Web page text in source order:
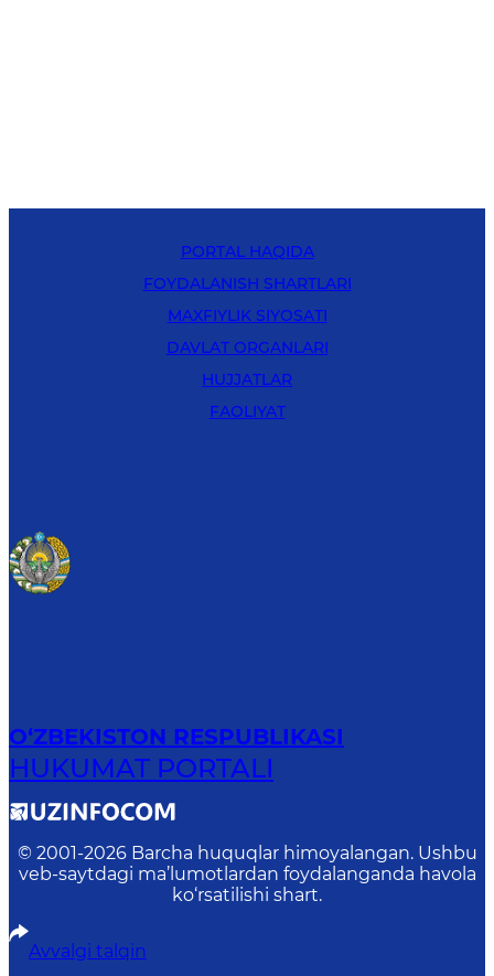
PORTAL HAQIDA
FOYDALANISH SHARTLARI
MAXFIYLIK SIYOSATI
DAVLAT ORGANLARI
HUJJATLAR
FAOLIYAT
O‘ZBEKISTON RESPUBLIKASI
HUKUMAT PORTALI
© 2001-2026 Barcha huquqlar himoyalangan. Ushbu
veb-saytdagi ma’lumotlardan foydalanganda havola
ko‘rsatilishi shart.
Avvalgi talqin